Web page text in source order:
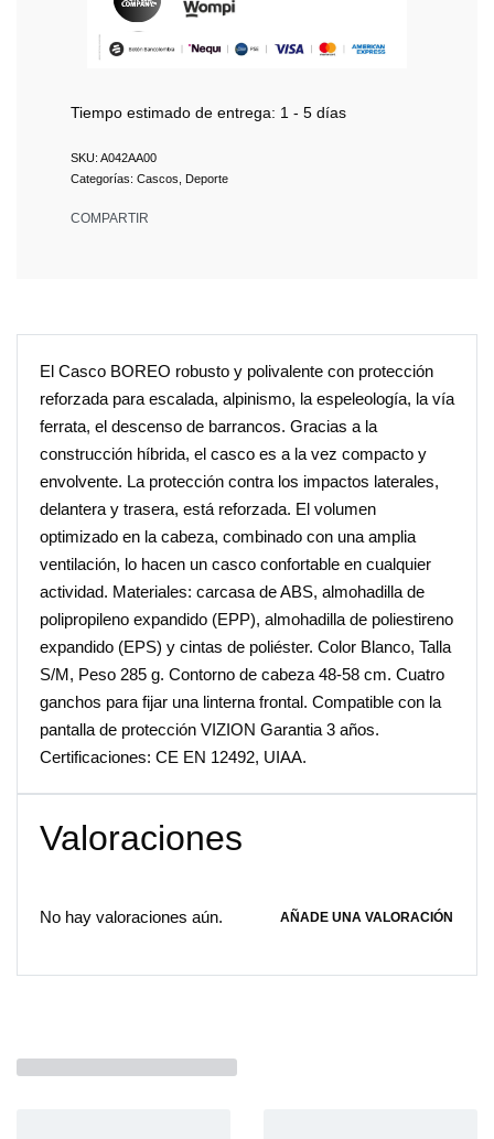
Tiempo estimado de entrega: 1 - 5 días
A042AA00
Categorías: Cascos Deporte
COMPARTIR
El Casco BOREO robusto y polivalente con protección
reforzada para escalada, alpinismo, la espeleología, la vía
ferrata, el descenso de barrancos. Gracias a la
construcción híbrida, el casco es a la vez compacto y
envolvente. La protección contra los impactos laterales,
delantera y trasera, está reforzada. El volumen
optimizado en la cabeza, combinado con una amplia
ventilación, lo hacen un casco confortable en cualquier
actividad. Materiales: carcasa de ABS, almohadilla de
polipropileno expandido (EPP), almohadilla de poliestireno
expandido (EPS) y cintas de poliéster. Color Blanco, Talla
S/M, Peso 285 g. Contorno de cabeza 48-58 cm. Cuatro
ganchos para fijar una linterna frontal. Compatible con la
pantalla de protección VIZION Garantia 3 años.
Certificaciones: CE EN 12492, UIAA.
Valoraciones
No hay valoraciones aún. AÑADE UNA VALORACIÓN